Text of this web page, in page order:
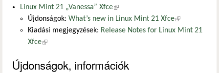
Linux Mint 21 „Vanessa” Xfce(külső hivatkozás)
Újdonságok: What’s new in Linux Mint 21 Xfce(külső
hivatkozás)
Kiadási megjegyzések: Release Notes for Linux Mint 21
Xfce(külső hivatkozás)
Újdonságok, információk